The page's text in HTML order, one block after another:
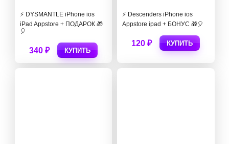
⚡️ DYSMANTLE iPhone ios
iPad Appstore + ПОДАРОК 🎁
🎈
340 ₽ КУПИТЬ
⚡️ Descenders iPhone ios
Appstore ipad + БОНУС 🎁🎈
120 ₽ КУПИТЬ